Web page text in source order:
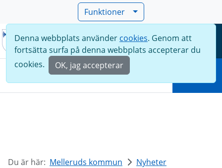
Funktioner
Meny
Denna webbplats använder cookies. Genom att
fortsätta surfa på denna webbplats accepterar du
cookies.
OK, jag accepterar
Du är här: Melleruds kommun
Nyheter